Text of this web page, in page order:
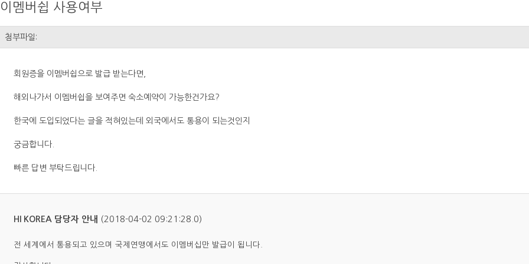
이멤버쉽 사용여부
첨부파일:
회원증을 이멤버쉽으로 발급 받는다면,
해외나가서 이멤버쉽을 보여주면 숙소예약이 가능한건가요?
한국에 도입되었다는 글을 적혀있는데 외국에서도 통용이 되는것인지
궁금합니다.
빠른 답변 부탁드립니다.
HI KOREA 담당자 안내 (2018-04-02 09:21:28.0)
전 세계에서 통용되고 있으며 국제연맹에서도 이멤버십만 발급이 됩니다.